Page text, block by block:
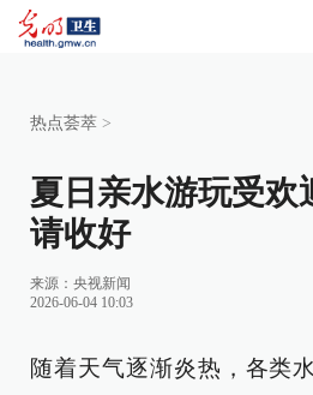
热点荟萃 >
夏日亲水游玩受欢
请收好
来源： 央视新闻
2026-06-04 10:03
随着天气逐渐炎热，各类